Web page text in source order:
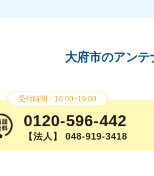
大府市のアンテ
受付時間：10:00~19:00
0120-596-442
【法人】 048-919-3418